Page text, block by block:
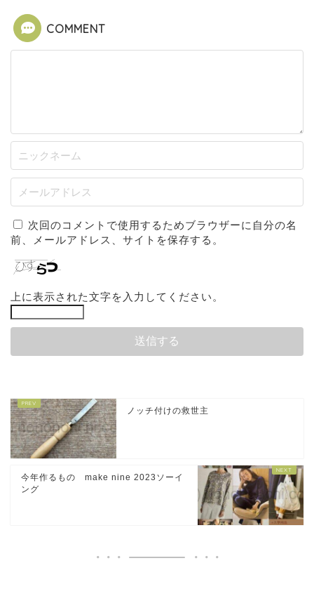
COMMENT
次回のコメントで使用するためブラウザーに自分の名
前、メールアドレス、サイトを保存する。
上に表示された文字を入力してください。
ノッチ付けの救世主
今年作るもの make nine 2023ソーイ
ング